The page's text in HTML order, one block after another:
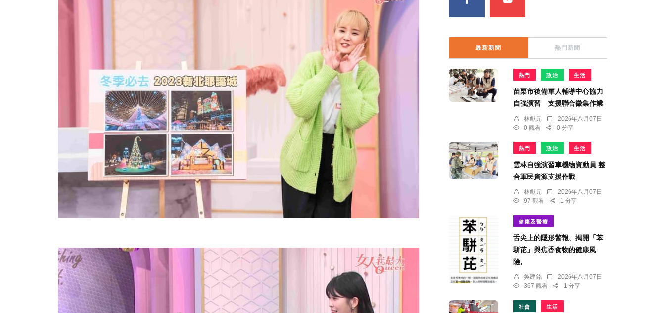
最新新聞 熱門新聞
熱門 政治 生活
苗栗市後備軍人輔導中心協力
自強演習 支援聯合徵集作業
林獻元
2026年八月07日
0 觀看
0 分享
熱門 政治 生活
雲林自強演習車機物資動員 整
合軍民資源支援作戰
林獻元
2026年八月07日
97 觀看
1 分享
健康及醫療
舌尖上的隱形警報、揭開「苯
駢芘」與焦香食物的健康風
險。
吳建銘
2026年八月07日
367 觀看
1 分享
社會 生活